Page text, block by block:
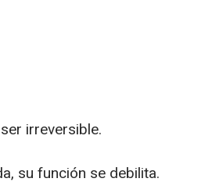
irreversible.
su función se debilita.